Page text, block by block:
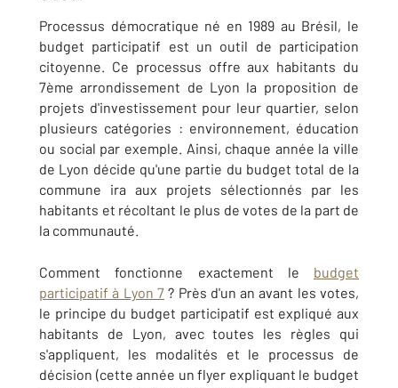
Processus démocratique né en 1989 au Brésil, le
budget participatif est un outil de participation
citoyenne. Ce processus offre aux habitants du
7ème arrondissement de Lyon la proposition de
projets d'investissement pour leur quartier, selon
plusieurs catégories : environnement, éducation
ou social par exemple. Ainsi, chaque année la ville
de Lyon décide qu'une partie du budget total de la
commune ira aux projets sélectionnés par les
habitants et récoltant le plus de votes de la part de
la communauté.
Comment fonctionne exactement le budget
participatif à Lyon 7? Près d'un an avant les votes,
le principe du budget participatif est expliqué aux
habitants de Lyon, avec toutes les règles qui
s'appliquent, les modalités et le processus de
décision (cette année un flyer expliquant le budget